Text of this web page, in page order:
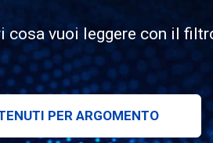
cosa vuoi leggere con il
PER ARGOMENTO